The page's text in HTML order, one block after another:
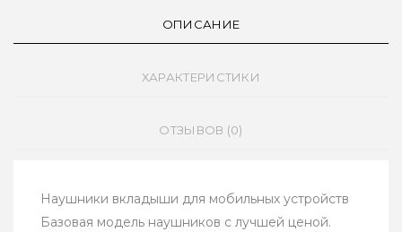
ОПИСАНИЕ
ХАРАКТЕРИСТИКИ
ОТЗЫВОВ (0)
Наушники вкладыши для мобильных устройств
Базовая модель наушников с лучшей ценой.